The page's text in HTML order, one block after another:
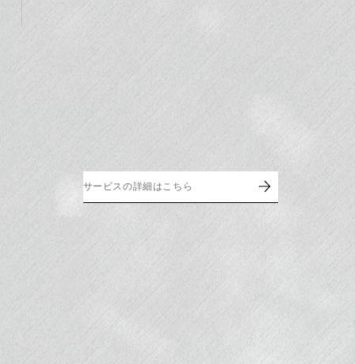
サービスの詳細はこちら